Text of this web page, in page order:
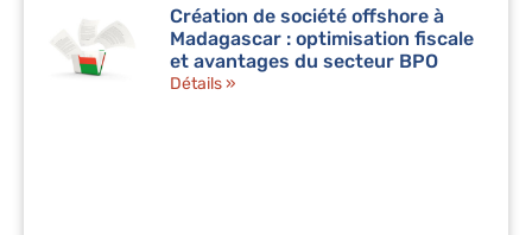
Création de société offshore à
Madagascar : optimisation fiscale
et avantages du secteur BPO
Détails »